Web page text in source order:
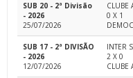
SUB 20 - 2ª Divisão
- 2026
25/07/2026
CLUBE
0 X 1
SUB 17 - 2ª DIVISÃO
- 2026
12/07/2026
INTER
2 X 0
CLUBE